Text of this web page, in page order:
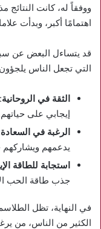
ووفقاً له، كانت النتائج
اهتمامًا أكبر، وبدأت
قد يتساءل البعض عن
التي تجعل الناس يلجؤون
الثقة في الروحانية
إيجابي على
الرغبة في السعادة
يدعمهم ويشاركهم
استجابة للطاقة
جذب طاقة الحب
في النهاية، تظل
الكثير من الناس، من